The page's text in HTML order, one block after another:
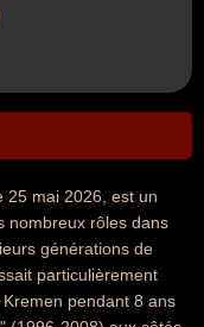
25 mai 2026, est un
nombreux rôles dans
générations de
particulièrement
pendant 8 ans